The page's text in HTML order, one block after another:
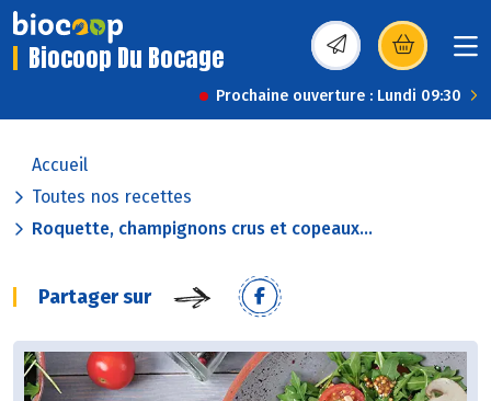
Biocoop Du Bocage (s’ouvre dans une
Prochaine ouverture : Lundi 09:30
Accueil
Toutes nos recettes
Roquette, champignons crus et copeaux...
Partager sur